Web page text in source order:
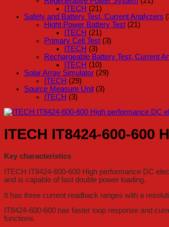
ITECH (21)
Safety and Battery Test, Current Analyzers
Hight Power Battery Test (21)
ITECH (21)
Primary Cell Test (3)
ITECH (3)
Rechargeable Battery Test, Current
ITECH (10)
Solar Array Simulator (29)
ITECH (29)
Source Measure Unit (3)
ITECH (3)
ITECH IT8424-600-600
Key characteristics
ITECH IT8424-600-600 High performance DC
and is capable of fast double power loading.
It has three current readback ranges with a
IT8424-600-600 has faster loop response and
functions.